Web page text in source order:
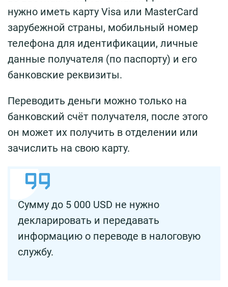
нужно иметь карту Visa или MasterCard
зарубежной страны, мобильный номер
телефона для идентификации, личные
данные получателя (по паспорту) и его
банковские реквизиты.
Переводить деньги можно только на
банковский счёт получателя, после этого
он может их получить в отделении или
зачислить на свою карту.
Сумму до 5 000 USD не нужно
декларировать и передавать
информацию о переводе в налоговую
службу.